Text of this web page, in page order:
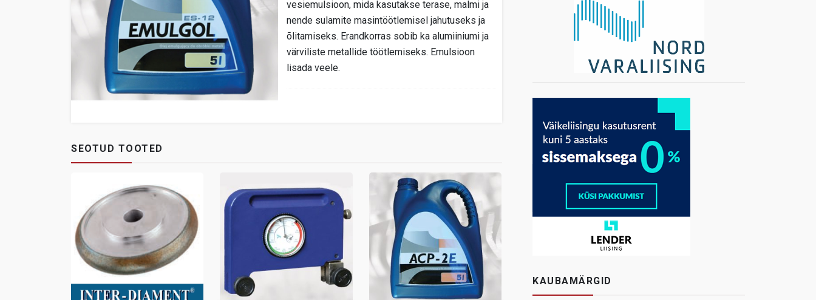
vesiemulsioon, mida kasutakse terase, malmi ja
nende sulamite masintöötlemisel jahutuseks ja
õlitamiseks. Erandkorras sobib ka alumiiniumi ja
värviliste metallide töötlemiseks. Emulsioon
lisada veele.
SEOTUD TOOTED
KAUBAMÄRGID